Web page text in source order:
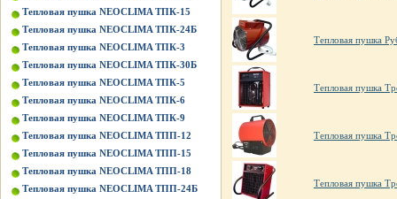
Тепловая пушка NEOCLIMA ТПК-15
Тепловая пушка NEOCLIMA ТПК-24Б
Тепловая пушка NEOCLIMA ТПК-3
Тепловая пушка NEOCLIMA ТПК-30Б
Тепловая пушка NEOCLIMA ТПК-5
Тепловая пушка NEOCLIMA ТПК-6
Тепловая пушка NEOCLIMA ТПК-9
Тепловая пушка NEOCLIMA ТПП-12
Тепловая пушка NEOCLIMA ТПП-15
Тепловая пушка NEOCLIMA ТПП-18
Тепловая пушка NEOCLIMA ТПП-24Б
Тепловая пушка
Тепловая пушка
Тепловая пушка
Тепловая пушка